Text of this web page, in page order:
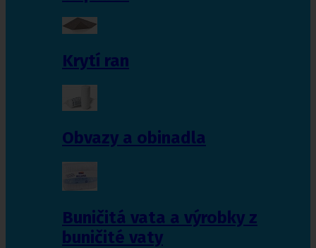
Krytí ran
Obvazy a obinadla
Buničitá vata a výrobky z
buničité vaty